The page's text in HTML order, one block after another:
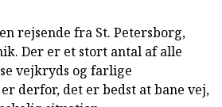
rejsende fra St. Petersborg,
Der er et stort antal af alle
vejkryds og farlige
derfor, det er bedst at bane vej,